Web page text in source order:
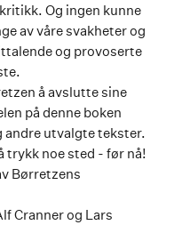
Og ingen kunne
av våre svakheter og
og provoserte
å avslutte sine
på denne boken
andre utvalgte tekster.
trykk noe sted - før nå!
Børretzens
Cranner og Lars